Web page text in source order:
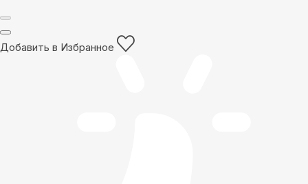
Добавить в Избранное